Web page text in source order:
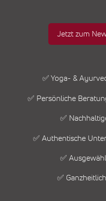
Jetzt zum
✅ Yoga- &
✅ Persönliche
✅
✅ Authentische
✅
✅